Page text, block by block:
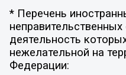
* Перечень
неправительственных
деятельность
нежелательной на
Федерации: